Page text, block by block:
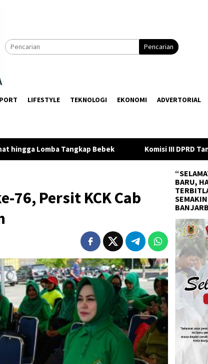
Pencarian
LIFESTYLE TEKNOLOGI EKONOMI ADVERTORIAL
Komisi III DPRD Tanah Bumbu Ajukan 5 Usulan
76, Persit KCK Cab
BARU,